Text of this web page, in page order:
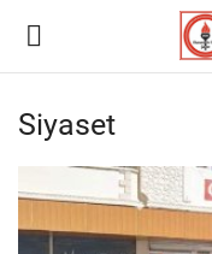
GÜNDEM
Siyaset